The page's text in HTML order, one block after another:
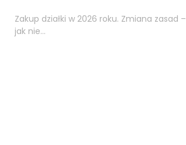
Zakup działki w 2026 roku. Zmiana zasad –
jak nie...